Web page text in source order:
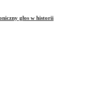
głos w historii